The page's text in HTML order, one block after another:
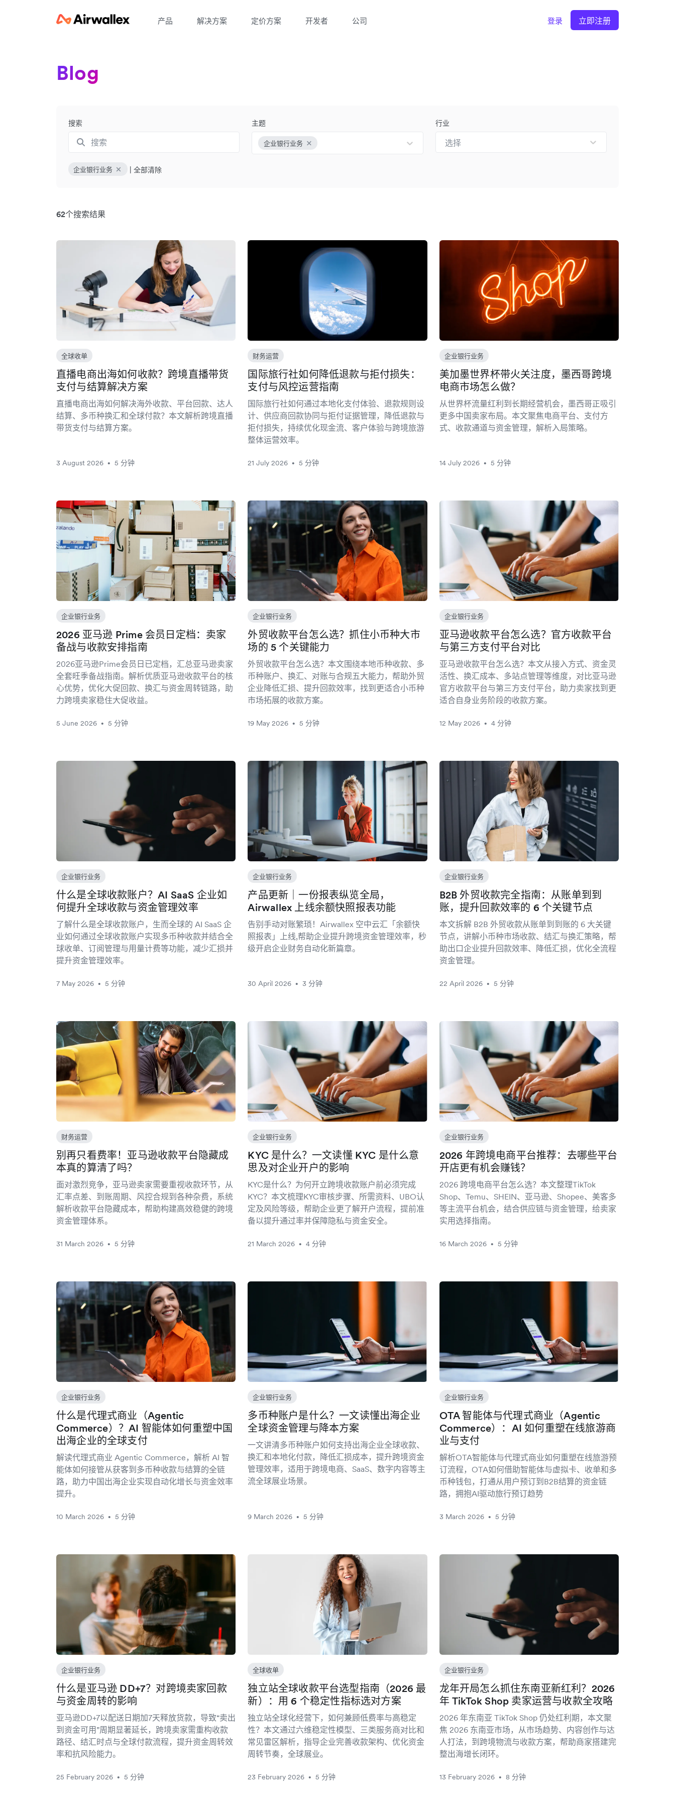
产品 解决方案 定价方案 开发者 公司 登录 立即注册
Blog
搜索 主题
企业银行业务
行业
选择
企业银行业务 | 全部清除
62个搜索结果
全球收单
直播电商出海如何收款？跨境直播带货
支付与结算解决方案
直播电商出海如何解决海外收款、平台回款、达人
结算、多币种换汇和全球付款？本文解析跨境直播
带货支付与结算方案。
3 August 2026 • 5 分钟
财务运营
国际旅行社如何降低退款与拒付损失：
支付与风控运营指南
国际旅行社如何通过本地化支付体验、退款规则设
计、供应商回款协同与拒付证据管理，降低退款与
拒付损失，持续优化现金流、客户体验与跨境旅游
整体运营效率。
21 July 2026 • 5 分钟
企业银行业务
美加墨世界杯带火关注度，墨西哥跨境
电商市场怎么做？
从世界杯流量红利到长期经营机会，墨西哥正吸引
更多中国卖家布局。本文聚焦电商平台、支付方
式、收款通道与资金管理，解析入局策略。
14 July 2026 • 5 分钟
企业银行业务
2026 亚马逊 Prime 会员日定档：卖家
备战与收款安排指南
2026亚马逊Prime会员日已定档，汇总亚马逊卖家
全套旺季备战指南。解析优质亚马逊收款平台的核
心优势，优化大促回款、换汇与资金周转链路，助
力跨境卖家稳住大促收益。
5 June 2026 • 5 分钟
企业银行业务
外贸收款平台怎么选？抓住小币种大市
场的 5 个关键能力
外贸收款平台怎么选？本文围绕本地币种收款、多
币种账户、换汇、对账与合规五大能力，帮助外贸
企业降低汇损、提升回款效率，找到更适合小币种
市场拓展的收款方案。
19 May 2026 • 5 分钟
企业银行业务
亚马逊收款平台怎么选？官方收款平台
与第三方支付平台对比
亚马逊收款平台怎么选？本文从接入方式、资金灵
活性、换汇成本、多站点管理等维度，对比亚马逊
官方收款平台与第三方支付平台，助力卖家找到更
适合自身业务阶段的收款方案。
12 May 2026 • 4 分钟
企业银行业务
什么是全球收款账户？AI SaaS 企业如
何提升全球收款与资金管理效率
了解什么是全球收款账户，生而全球的 AI SaaS 企
业如何通过全球收款账户实现多币种收款并结合全
球收单、订阅管理与用量计费等功能，减少汇损并
提升资金管理效率。
7 May 2026 • 5 分钟
企业银行业务
产品更新｜一份报表纵览全局，
Airwallex 上线余额快照报表功能
告别手动对账繁琐！Airwallex 空中云汇「余额快
照报表」上线,帮助企业提升跨境资金管理效率，秒
级开启企业财务自动化新篇章。
30 April 2026 • 3 分钟
企业银行业务
B2B 外贸收款完全指南：从账单到到
账，提升回款效率的 6 个关键节点
本文拆解 B2B 外贸收款从账单到到账的 6 大关键
节点，讲解小币种市场收款、结汇与换汇策略，帮
助出口企业提升回款效率、降低汇损，优化全流程
资金管理。
22 April 2026 • 5 分钟
财务运营
别再只看费率！亚马逊收款平台隐藏成
本真的算清了吗？
面对激烈竞争，亚马逊卖家需要重视收款环节，从
汇率点差、到账周期、风控合规到各种杂费，系统
解析收款平台隐藏成本，帮助构建高效稳健的跨境
资金管理体系。
31 March 2026 • 5 分钟
企业银行业务
KYC 是什么？一文读懂 KYC 是什么意
思及对企业开户的影响
KYC是什么？为何开立跨境收款账户前必须完成
KYC？本文梳理KYC审核步骤、所需资料、UBO认
定及风险等级，帮助企业更了解开户流程，提前准
备以提升通过率并保障隐私与资金安全。
21 March 2026 • 4 分钟
企业银行业务
2026 年跨境电商平台推荐：去哪些平台
开店更有机会赚钱？
2026 跨境电商平台怎么选？本文整理TikTok
Shop、Temu、SHEIN、亚马逊、Shopee、美客多
等主流平台机会，结合供应链与资金管理，给卖家
实用选择指南。
16 March 2026 • 5 分钟
企业银行业务
什么是代理式商业（Agentic
Commerce）？AI 智能体如何重塑中国
出海企业的全球支付
解读代理式商业 Agentic Commerce，解析 AI 智
能体如何接管从获客到多币种收款与结算的全链
路，助力中国出海企业实现自动化增长与资金效率
提升。
10 March 2026 • 5 分钟
企业银行业务
多币种账户是什么？一文读懂出海企业
全球资金管理与降本方案
一文讲清多币种账户如何支持出海企业全球收款、
换汇和本地化付款，降低汇损成本，提升跨境资金
管理效率，适用于跨境电商、SaaS、数字内容等主
流全球展业场景。
9 March 2026 • 5 分钟
企业银行业务
OTA 智能体与代理式商业（Agentic
Commerce）：AI 如何重塑在线旅游商
业与支付
解析OTA智能体与代理式商业如何重塑在线旅游预
订流程，OTA如何借助智能体与虚拟卡、收单和多
币种钱包，打通从用户预订到B2B结算的资金链
路，拥抱AI驱动旅行预订趋势
3 March 2026 • 5 分钟
企业银行业务
什么是亚马逊 DD+7？对跨境卖家回款
与资金周转的影响
亚马逊DD+7以配送日期加7天释放货款，导致“卖出
到资金可用”周期显著延长，跨境卖家需重构收款
路径、结汇时点与全球付款流程，提升资金周转效
率和抗风险能力。
25 February 2026 • 5 分钟
全球收单
独立站全球收款平台选型指南（2026 最
新）：用 6 个稳定性指标选对方案
独立站全球化经营下，如何兼顾低费率与高稳定
性？本文通过六维稳定性模型、三类服务商对比和
常见雷区解析，指导企业完善收款架构、优化资金
周转节奏，全球展业。
23 February 2026 • 5 分钟
企业银行业务
龙年开局怎么抓住东南亚新红利？2026
年 TikTok Shop 卖家运营与收款全攻略
2026 年东南亚 TikTok Shop 仍处红利期，本文聚
焦 2026 东南亚市场，从市场趋势、内容创作与达
人打法，到跨境物流与收款方案，帮助商家搭建完
整出海增长闭环。
13 February 2026 • 8 分钟